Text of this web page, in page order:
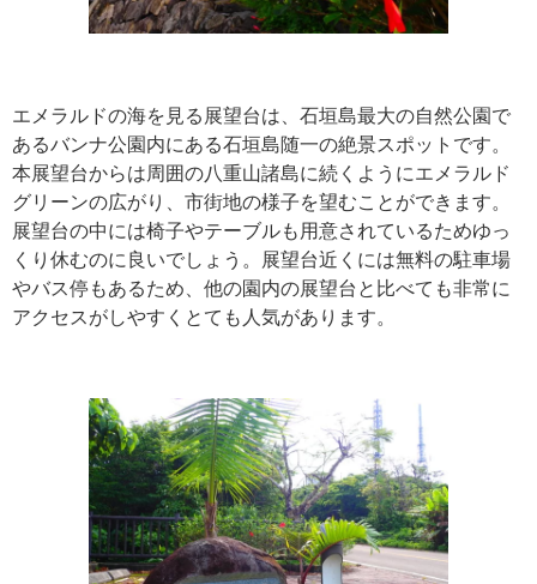
エメラルドの海を見る展望台は、石垣島最大の自然公園で
あるバンナ公園内にある石垣島随一の絶景スポットです。
本展望台からは周囲の八重山諸島に続くようにエメラルド
グリーンの広がり、市街地の様子を望むことができます。
展望台の中には椅子やテーブルも用意されているためゆっ
くり休むのに良いでしょう。展望台近くには無料の駐車場
やバス停もあるため、他の園内の展望台と比べても非常に
アクセスがしやすくとても人気があります。